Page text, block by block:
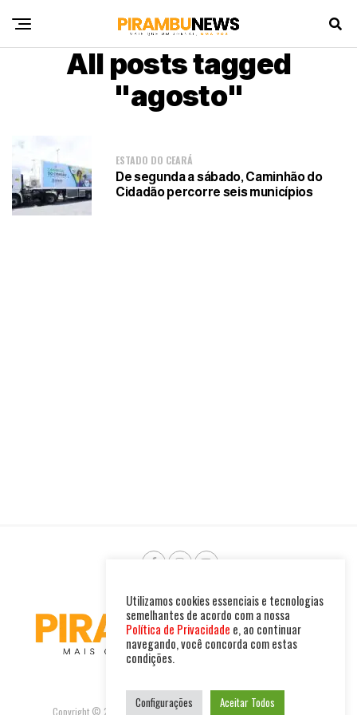
All posts tagged
"agosto"
ESTADO DO CEARÁ
De segunda a sábado, Caminhão do
Cidadão percorre seis municípios
Copyright © 2025. Todos os direitos reservados. PIRAMBU NEWS
Utilizamos cookies essenciais e tecnologias
semelhantes de acordo com a nossa
Política de Privacidade e, ao continuar
navegando, você concorda com estas
condições.
Configurações Aceitar Todos